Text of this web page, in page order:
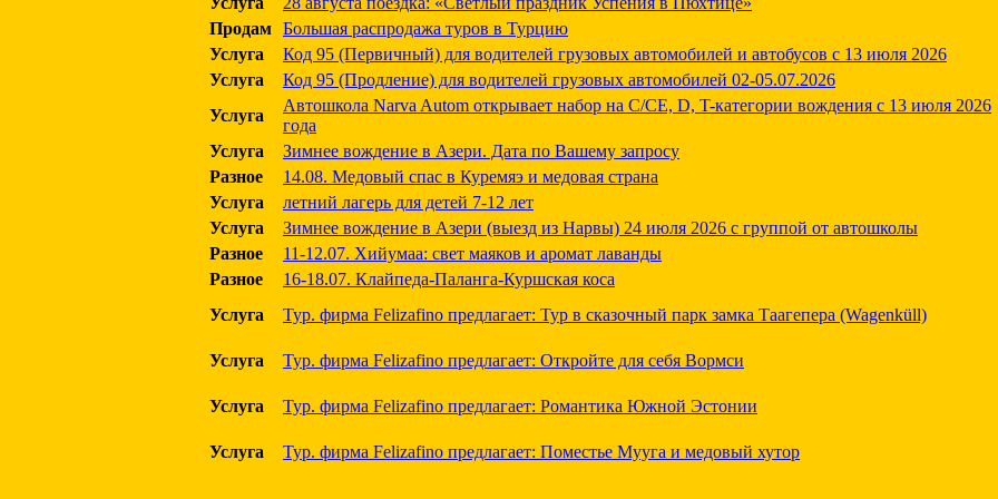
Продам Большая распродажа туров в Турцию
Услуга
Код 95 (Первичный) для водителей грузовых автомобилей и автобусов с 13 июля 2026
Услуга
Код 95 (Продление) для водителей грузовых автомобилей 02-05.07.2026
Услуга
Автошкола Narva Autom открывает набор на C/CE, D, T-категории вождения c 13 июля 2026
года
Услуга
Зимнее вождение в Азери. Дата по Вашему запросу
Разное
14.08. Медовый спас в Куремяэ и медовая страна
Услуга
летний лагерь для детей 7-12 лет
Услуга
Зимнее вождение в Азери (выезд из Нарвы) 24 июля 2026 с группой от автошколы
Разное
11-12.07. Хийумаа: свет маяков и аромат лаванды
Разное
16-18.07. Клайпеда-Паланга-Куршская коса
Услуга
Тур. фирма Felizafino предлагает: Тур в сказочный парк замка Таагепера (Wagenküll)
Услуга Тур. фирма Felizafino предлагает: Откройте для себя Вормси
Услуга Тур. фирма Felizafino предлагает: Романтика Южной Эстонии
Услуга Тур. фирма Felizafino предлагает: Поместье Мууга и медовый хутор